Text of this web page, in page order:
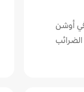
في أوشن
الضرائب